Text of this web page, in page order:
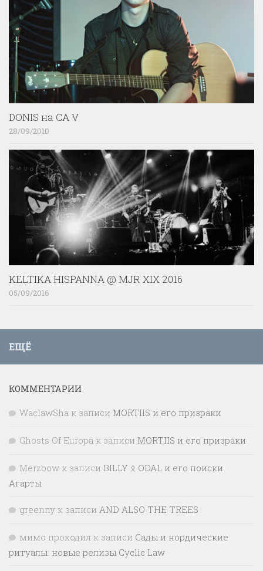
DONIS на CA V
28/09/2010
KELTIKA HISPANNA @ MJR XIX 2016
05/09/2016
ЕЩЁ
КОММЕНТАРИИ
WaclawSha к записи MORTIIS и его призраки
Ghosts Of Europa к записи MORTIIS и его призраки
Merzbow к записи BILLY ᛟ ODAL и его поиски
Агарты
greenny к записи AND ALSO THE TREES
мимо проходил к записи Сады и нордические
ритуалы: новые релизы Cyclic Law